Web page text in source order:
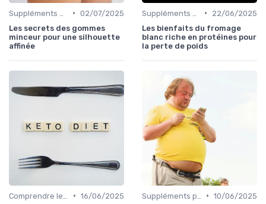
• 02/07/2025
Les secrets des gommes
minceur pour une silhouette
affinée
•
22/06/2025
Les bienfaits du fromage
blanc riche en protéines pour
la perte de poids
• 16/06/2025
• 10/06/2025